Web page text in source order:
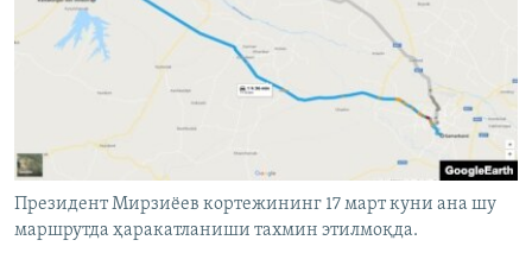
Президент Мирзиëев кортежининг 17 март куни ана шу
маршрутда ҳаракатланиши тахмин этилмоқда.